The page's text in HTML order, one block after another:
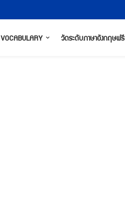
VOCABULARY วัดระดับภาษาอังกฤษฟรี